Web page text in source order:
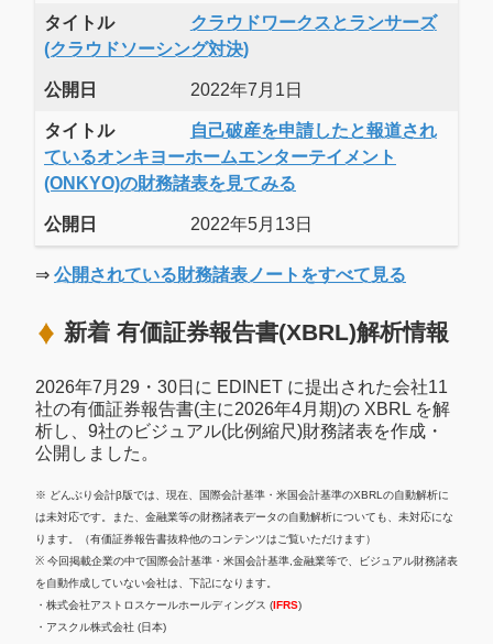
タイトル
クラウドワークスとランサーズ
(クラウドソーシング対決)
公開日 2022年7月1日
タイトル
自己破産を申請したと報道され
ているオンキヨーホームエンターテイメント
(ONKYO)の財務諸表を見てみる
公開日 2022年5月13日
⇒ 公開されている財務諸表ノートをすべて見る
新着 有価証券報告書(XBRL)解析情報
2026年7月29・30日に EDINET に提出された会社11
社の有価証券報告書(主に2026年4月期)の XBRL を解
析し、9社のビジュアル(比例縮尺)財務諸表を作成・
公開しました。
※ どんぶり会計β版では、現在、国際会計基準・米国会計基準のXBRLの自動解析に
は未対応です。また、金融業等の財務諸表データの自動解析についても、未対応にな
ります。（有価証券報告書抜粋他のコンテンツはご覧いただけます）
※ 今回掲載企業の中で国際会計基準・米国会計基準,金融業等で、ビジュアル財務諸表
を自動作成していない会社は、下記になります。
・株式会社アストロスケールホールディングス (IFRS)
・アスクル株式会社 (日本)